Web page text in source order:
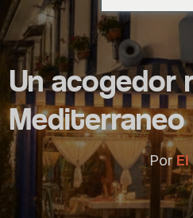
Un acogedor
Mediterraneo
Por